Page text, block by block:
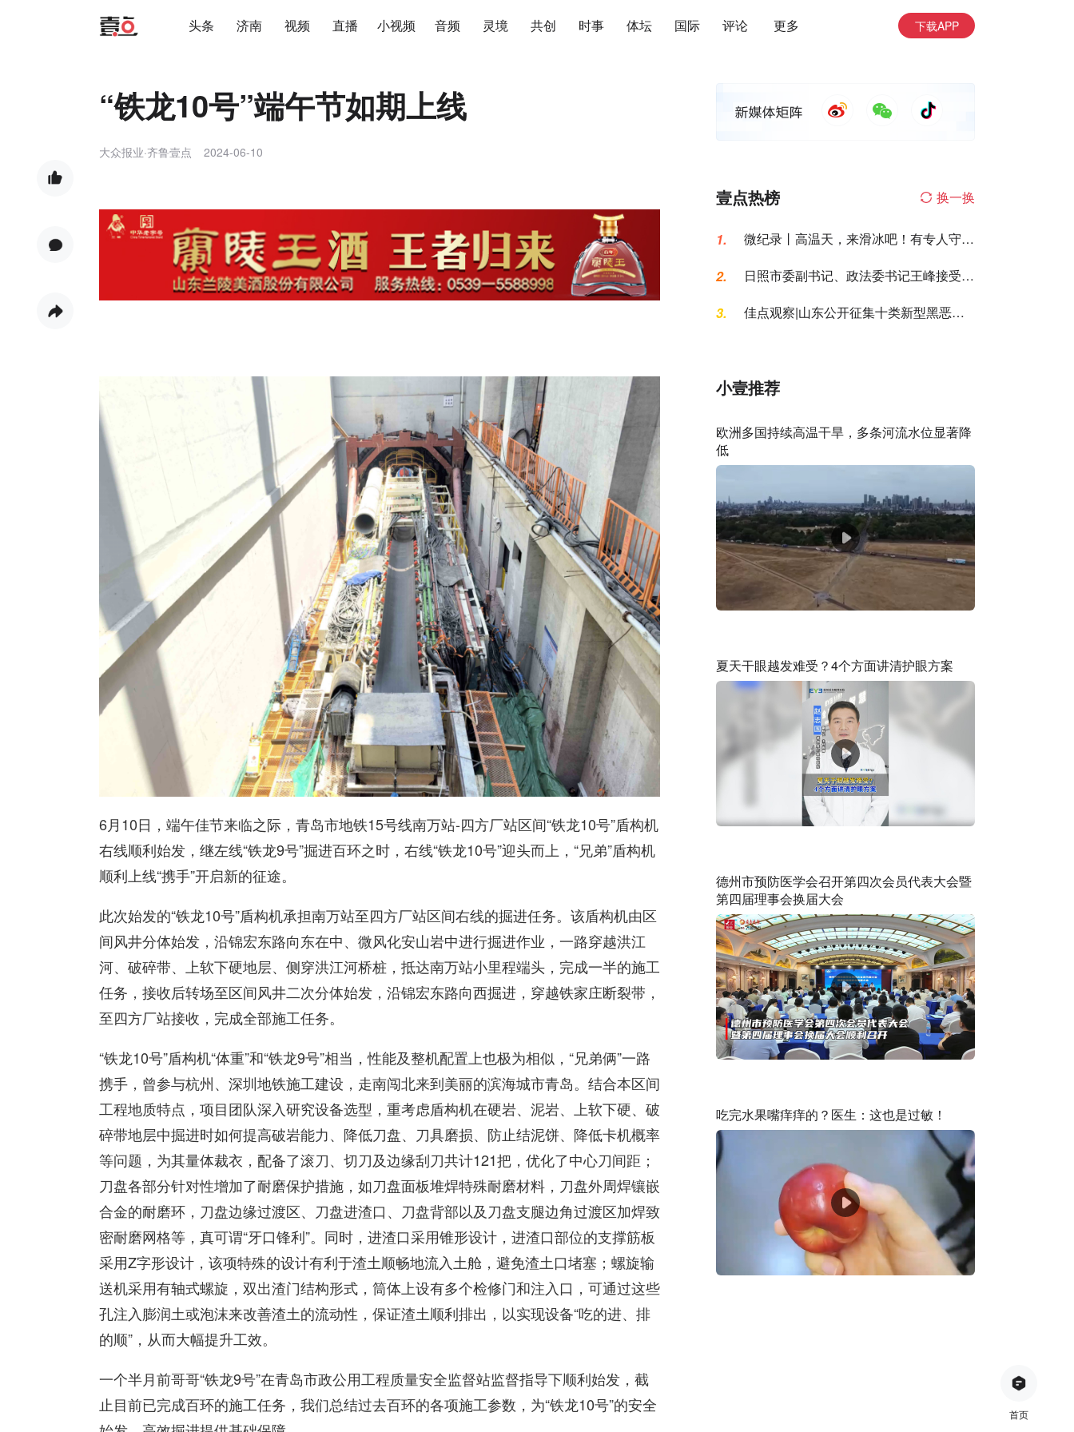
头条 济南 视频 直播 小视频 音频 灵境 共创 时事 体坛 国际 评论 更多 下载APP
“铁龙10号”端午节如期上线
大众报业·齐鲁壹点 2024-06-10
6月10日，端午佳节来临之际，青岛市地铁15号线南万站-四方厂站区间“铁龙10号”盾构机
右线顺利始发，继左线“铁龙9号”掘进百环之时，右线“铁龙10号”迎头而上，“兄弟”盾构机
顺利上线“携手”开启新的征途。
此次始发的“铁龙10号”盾构机承担南万站至四方厂站区间右线的掘进任务。该盾构机由区
间风井分体始发，沿锦宏东路向东在中、微风化安山岩中进行掘进作业，一路穿越洪江
河、破碎带、上软下硬地层、侧穿洪江河桥桩，抵达南万站小里程端头，完成一半的施工
任务，接收后转场至区间风井二次分体始发，沿锦宏东路向西掘进，穿越铁家庄断裂带，
至四方厂站接收，完成全部施工任务。
“铁龙10号”盾构机“体重”和“铁龙9号”相当，性能及整机配置上也极为相似，“兄弟俩”一路
携手，曾参与杭州、深圳地铁施工建设，走南闯北来到美丽的滨海城市青岛。结合本区间
工程地质特点，项目团队深入研究设备选型，重考虑盾构机在硬岩、泥岩、上软下硬、破
碎带地层中掘进时如何提高破岩能力、降低刀盘、刀具磨损、防止结泥饼、降低卡机概率
等问题，为其量体裁衣，配备了滚刀、切刀及边缘刮刀共计121把，优化了中心刀间距；
刀盘各部分针对性增加了耐磨保护措施，如刀盘面板堆焊特殊耐磨材料，刀盘外周焊镶嵌
合金的耐磨环，刀盘边缘过渡区、刀盘进渣口、刀盘背部以及刀盘支腿边角过渡区加焊致
密耐磨网格等，真可谓“牙口锋利”。同时，进渣口采用锥形设计，进渣口部位的支撑筋板
采用Z字形设计，该项特殊的设计有利于渣土顺畅地流入土舱，避免渣土口堵塞；螺旋输
送机采用有轴式螺旋，双出渣门结构形式，筒体上设有多个检修门和注入口，可通过这些
孔注入膨润土或泡沫来改善渣土的流动性，保证渣土顺利排出，以实现设备“吃的进、排
的顺”，从而大幅提升工效。
一个半月前哥哥“铁龙9号”在青岛市政公用工程质量安全监督站监督指导下顺利始发，截
止目前已完成百环的施工任务，我们总结过去百环的各项施工参数，为“铁龙10号”的安全
壹点热榜 换一换
1.
微纪录丨高温天，来滑冰吧！有专人守护
2.
日照市委副书记、政法委书记王峰接受纪
3.
佳点观察|山东公开征集十类新型黑恶犯
小壹推荐
欧洲多国持续高温干旱，多条河流水位显著降
低
夏天干眼越发难受？4个方面讲清护眼方案
德州市预防医学会召开第四次会员代表大会暨
第四届理事会换届大会
吃完水果嘴痒痒的？医生：这也是过敏！
首页